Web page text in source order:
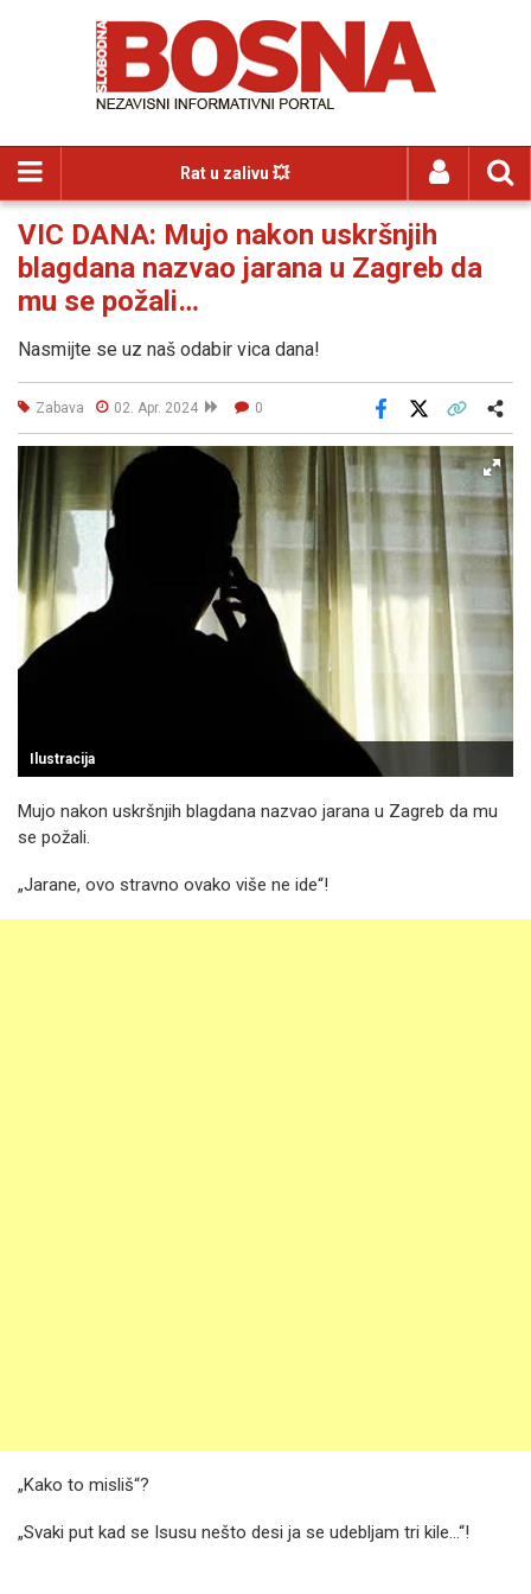
Rat u zalivu 💥
VIC DANA: Mujo nakon uskršnjih
blagdana nazvao jarana u Zagreb da
mu se požali…
Nasmijte se uz naš odabir vica dana!
Zabava 02. Apr. 2024 0
Facebook
Ilustracija
Mujo nakon uskršnjih blagdana nazvao jarana u Zagreb da mu
se požali.
„Jarane, ovo stravno ovako više ne ide“!
„Kako to misliš“?
„Svaki put kad se Isusu nešto desi ja se udebljam tri kile…“!